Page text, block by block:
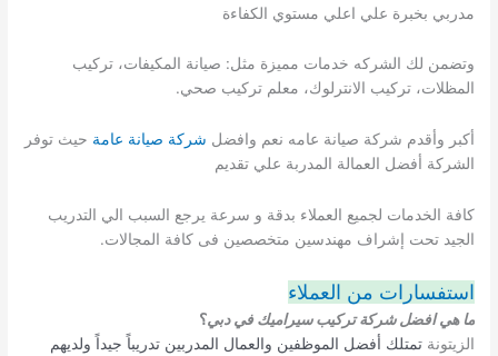
مدربي بخبرة علي اعلي مستوي الكفاءة
وتضمن لك الشركه خدمات مميزة مثل: صيانة المكيفات، تركيب
المظلات، تركيب الانترلوك، معلم تركيب صحي.
أكبر وأقدم شركة صيانة عامه نعم وافضل شركة صيانة عامة حيث توفر
الشركة أفضل العمالة المدربة علي تقديم
كافة الخدمات لجميع العملاء بدقة و سرعة يرجع السبب الي التدريب
الجيد تحت إشراف مهندسين متخصصين فى كافة المجالات.
استفسارات من العملاء
ما هي افضل شركة تركيب سيراميك في دبي؟
الزيتونة تمتلك أفضل الموظفين والعمال المدربين تدريباً جيداً ولديهم